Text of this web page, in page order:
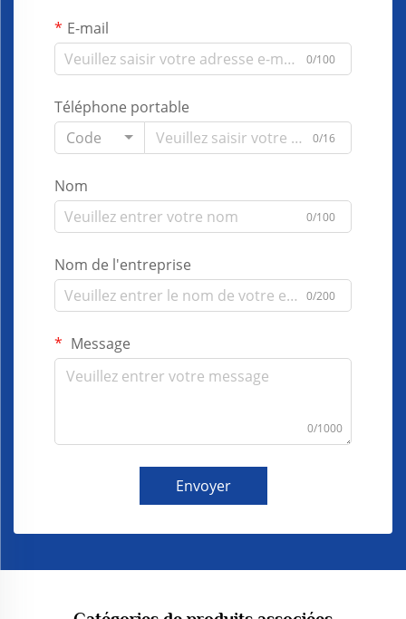
E-mail
0/100
Téléphone portable
Code
0/16
Nom
0/100
Nom de l'entreprise
0/200
Message
0/1000
Envoyer